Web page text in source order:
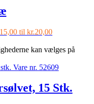
til kr.20,00
kan vælges på
15 Stk.